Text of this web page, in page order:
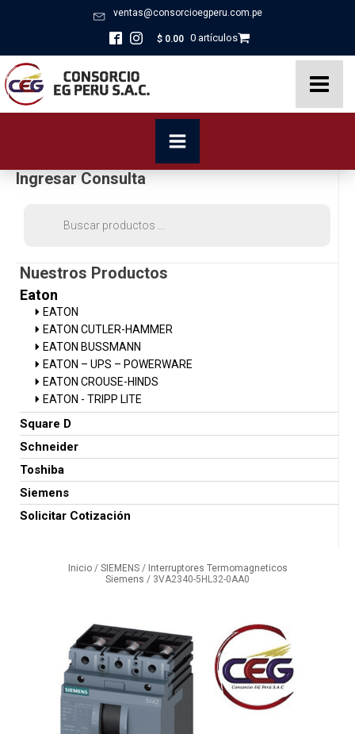
ventas@consorcioegperu.com.pe
$ 0.00 0 artículos
Ingresar Consulta
Nuestros Productos
Eaton
EATON
EATON CUTLER-HAMMER
EATON BUSSMANN
EATON – UPS – POWERWARE
EATON CROUSE-HINDS
EATON - TRIPP LITE
Square D
Schneider
Toshiba
Siemens
Solicitar Cotización
Inicio/ SIEMENS/ Interruptores Termomagneticos
Siemens / 3VA2340-5HL32-0AA0